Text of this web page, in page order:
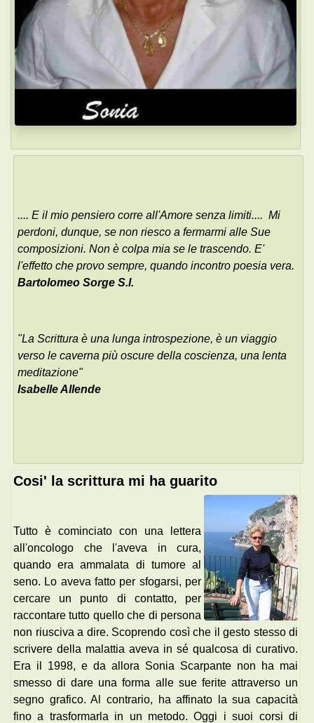
.... E il mio pensiero corre all'Amore senza limiti.... Mi
perdoni, dunque, se non riesco a fermarmi alle Sue
composizioni. Non è colpa mia se le trascendo. E'
l'effetto che provo sempre, quando incontro poesia vera.
Bartolomeo Sorge S.I.
"La Scrittura è una lunga introspezione, è un viaggio
verso le caverna più oscure della coscienza, una lenta
meditazione"
Isabelle Allende
Cosi' la scrittura mi ha guarito
Tutto è cominciato con una lettera
all'oncologo che l'aveva in cura,
quando era ammalata di tumore al
seno. Lo aveva fatto per sfogarsi, per
cercare un punto di contatto, per
raccontare tutto quello che di persona
non riusciva a dire. Scoprendo così che il gesto stesso di
scrivere della malattia aveva in sé qualcosa di curativo.
Era il 1998, e da allora Sonia Scarpante non ha mai
smesso di dare una forma alle sue ferite attraverso un
segno grafico. Al contrario, ha affinato la sua capacità
fino a trasformarla in un metodo. Oggi i suoi corsi di